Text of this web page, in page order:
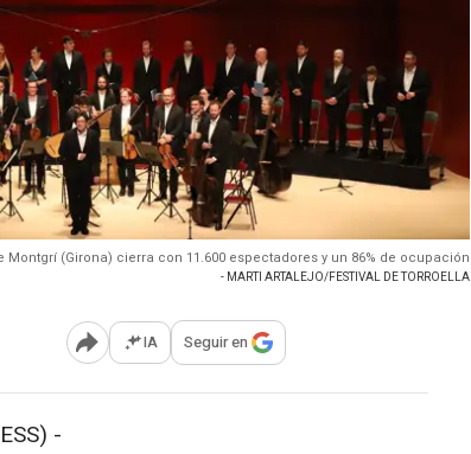
Montgrí (Girona) cierra con 11.600 espectadores y un 86% de ocupación
- MARTI ARTALEJO/FESTIVAL DE TORROELLA
Abrir opciones para compartir
IA Seguir en
-